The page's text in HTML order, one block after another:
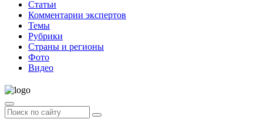
Статьи
Комментарии экспертов
Темы
Рубрики
Страны и регионы
Фото
Видео